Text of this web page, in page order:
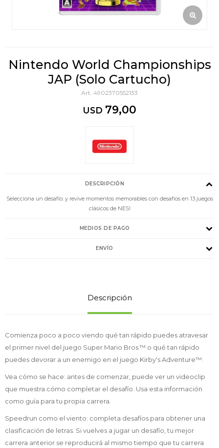
Nintendo World Championships
JAP (Solo Cartucho)
4902370552133
USD 79,00
DESCRIPCIÓN
Selecciona un desafío: y revive momentos memorables con desafíos en 13 juegos
clásicos de NES!
MEDIOS DE PAGO
ENVÍO
Descripción
Comienza poco a poco viendo qué tan rápido puedes atravesar
el primer nivel del juego Super Mario Bros.™ o qué tan rápido
puedes devorar a un enemigo en el juego Kirby's Adventure™.
Vea cómo se hace: antes de comenzar, puede ver un videoclip
que muestra cómo completar el desafío. Usa esta información
como guía para tu propia carrera.
Speedrun como el viento: completa desafíos para obtener una
clasificación de letras. Si vuelves a jugar un desafío, tu mejor
carrera anterior se reproducirá al mismo tiempo que tu carrera